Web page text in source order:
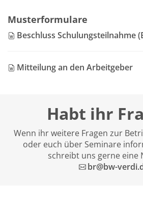
Musterformulare
Beschluss Schulungsteilnahme
Mitteilung an den Arbeitgeber
Habt ihr
Wenn ihr weitere Fragen zur
oder euch über Seminare
schreibt uns gerne eine
br@bw-